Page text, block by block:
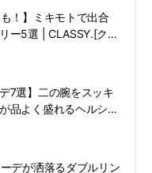
！】ミキモトで出合
ー5選 | CLASSY.[クラ
7選】二の腕をスッキ
品よく盛れるヘルシー
デが洒落るダブルリン